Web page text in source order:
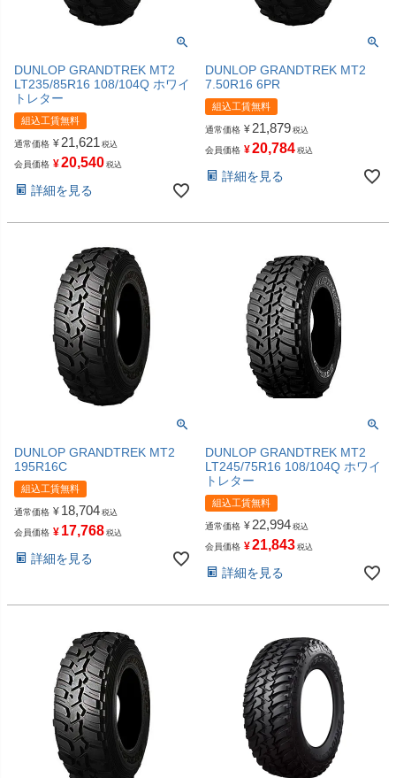
DUNLOP GRANDTREK MT2
LT235/85R16 108/104Q ホワイ
トレター
組込工賃無料
通常価格 ¥ 21,621 税込
会員価格 ¥20,540 税込
詳細を見る
DUNLOP GRANDTREK MT2
7.50R16 6PR
組込工賃無料
通常価格 ¥ 21,879 税込
会員価格 ¥20,784 税込
詳細を見る
DUNLOP GRANDTREK MT2
195R16C
組込工賃無料
通常価格 ¥ 18,704 税込
会員価格 ¥ 17,768 税込
詳細を見る
DUNLOP GRANDTREK MT2
LT245/75R16 108/104Q ホワイ
トレター
組込工賃無料
通常価格 ¥ 22,994 税込
会員価格 ¥21,843 税込
詳細を見る